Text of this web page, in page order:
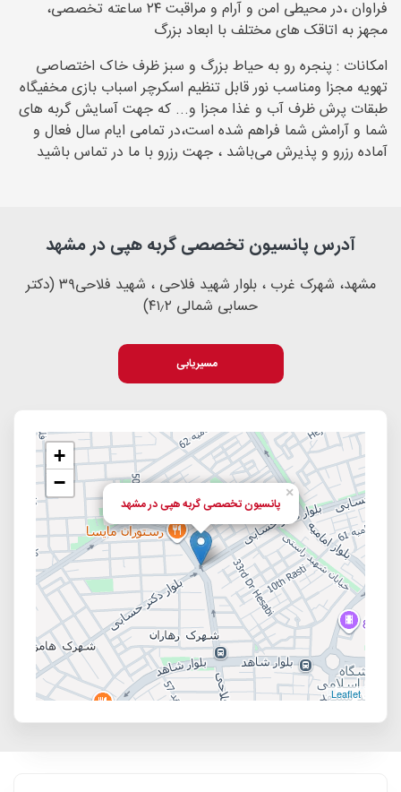
فراوان ،در محیطی امن و آرام و مراقبت ۲۴ ساعته تخصصی،
مجهز به اتاقک های مختلف با ابعاد بزرگ
امکانات : پنجره رو به حیاط بزرگ و سبز ظرف خاک اختصاصی
تهویه مجزا ومناسب نور قابل تنظیم اسکرچر اسباب بازی مخفیگاه
طبقات پرش ظرف آب و غذا مجزا و... که جهت آسایش گربه های
شما و آرامش شما فراهم شده است،در تمامی ایام سال فعال و
آماده رزرو و پذیرش می‌باشد ، جهت رزرو با ما در تماس باشید
آدرس پانسیون تخصصی گربه ه‍پی در مشهد
مشهد، شهرک غرب ، بلوار شهید فلاحی ، شهید فلاحی۳۹ (دکتر
حسابی شمالی ۴۱٫۲)
مسیریابی
پانسیون تخصصی گربه ه‍پی در مشهد
×
+
−
Leaflet